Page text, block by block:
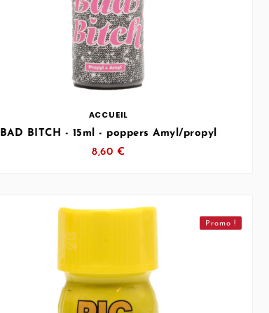
… (SVG inchangé)
ACCUEIL
BAD BITCH - 15ml - poppers Amyl/propyl
8,60 €
Promo !